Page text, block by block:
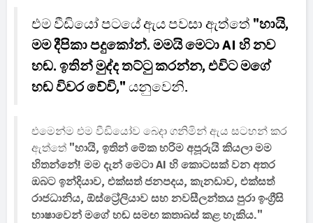
එම වීඩියෝ පටයේ ඇය පවසා ඇත්තේ "හායි,
මම දීපිකා පදුකෝන්. මමයි මෙටා AI හි නව
හඬ. ඉතින් මුද්ද තට්ටු කරන්න, එවිට මගේ
හඬ විවර වේවි," යනුවෙනි.
එමෙන්ම එම වීඩියෝව බෙදා ගනිමින් ඇය සටහන් කර
ඇත්තේ "හායි, ඉතින් මේක හරිම අපූරුයි කියලා මම
හිතන්නේ! මම දැන් මෙටා AI හි කොටසක් වන අතර
ඔබට ඉන්දියාව, එක්සත් ජනපදය, කැනඩාව, එක්සත්
රාජධානිය, ඕස්ට්‍රේලියාව සහ නවසීලන්තය පුරා ඉංග්‍රීසි
භාෂාවෙන් මගේ හඬ සමඟ කතාබස් කළ හැකිය."